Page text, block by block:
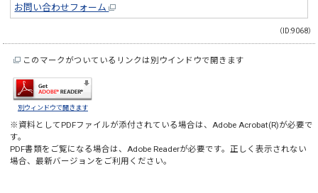
お問い合わせフォーム
（ID:9068）
このマークがついているリンクは別ウインドウで開きます
別ウィンドウで開きます
※資料としてPDFファイルが添付されている場合は、Adobe Acrobat(R)が必要で
す。
PDF書類をご覧になる場合は、Adobe Readerが必要です。正しく表示されない
場合、最新バージョンをご利用ください。